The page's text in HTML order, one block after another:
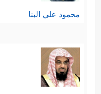
محمود علي البنا